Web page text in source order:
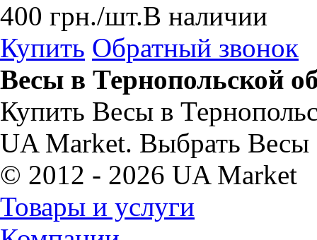
400 грн./шт.В наличии
Купить Обратный звонок
Весы в Тернопольской
Купить Весы в
UA Market. Выбрать Весы
© 2012 - 2026 UA Market
Товары и услуги